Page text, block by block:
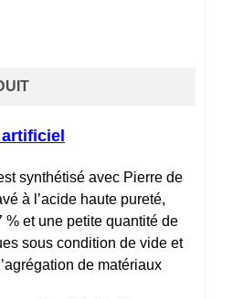
artificiel
synthétisé avec Pierre de
à l’acide haute pureté,
% et une petite quantité de
sous condition de vide et
de matériaux